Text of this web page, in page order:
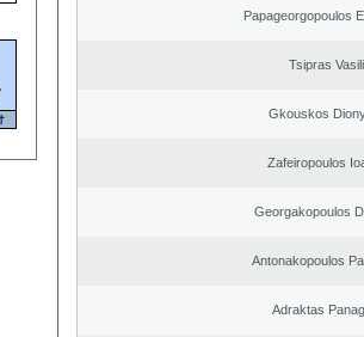
Papageorgopoulos
Tsipras
Gkouskos
Zafeiropoulos
Georgakopoulos
Antonakopoulos
Adraktas